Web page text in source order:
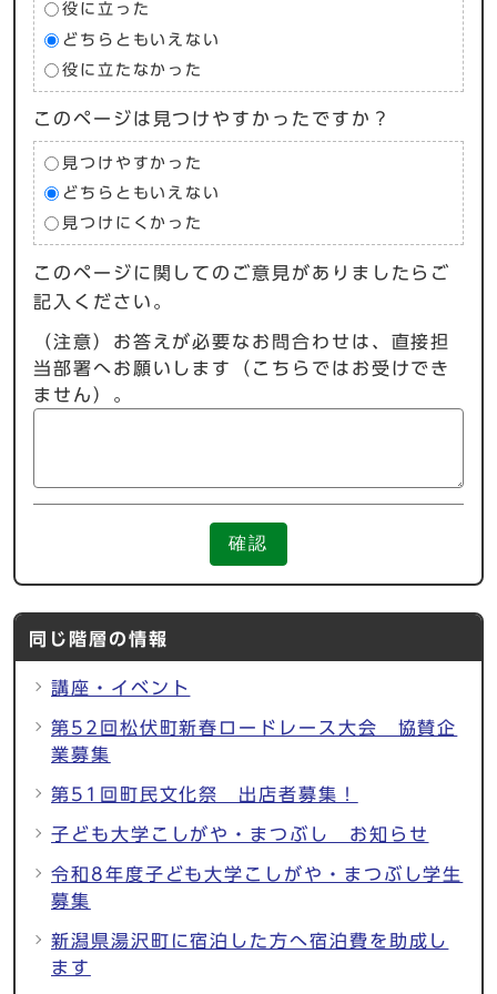
役に立った
どちらともいえない
役に立たなかった
このページは見つけやすかったですか？
見つけやすかった
どちらともいえない
見つけにくかった
このページに関してのご意見がありましたらご
記入ください。
（注意）お答えが必要なお問合わせは、直接担
当部署へお願いします（こちらではお受けでき
ません）。
確認
同じ階層の情報
講座・イベント
第52回松伏町新春ロードレース大会 協賛企
業募集
第51回町民文化祭 出店者募集！
子ども大学こしがや・まつぶし お知らせ
令和8年度子ども大学こしがや・まつぶし学生
募集
新潟県湯沢町に宿泊した方へ宿泊費を助成し
ます